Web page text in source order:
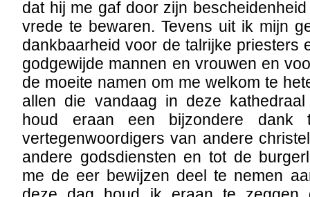
dat hij me gaf door zijn
vrede te bewaren. Tevens uit ik mijn
dankbaarheid voor de talrijke priesters
godgewijde mannen en vrouwen en
de moeite namen om me welkom te
allen die vandaag in deze
houd eraan een bijzondere
vertegenwoordigers van andere
andere godsdiensten en tot de
me de eer bewijzen deel te nemen